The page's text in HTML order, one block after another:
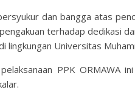
dan bangga atas
terhadap dedikasi
lingkungan Universitas
PPK ORMAWA